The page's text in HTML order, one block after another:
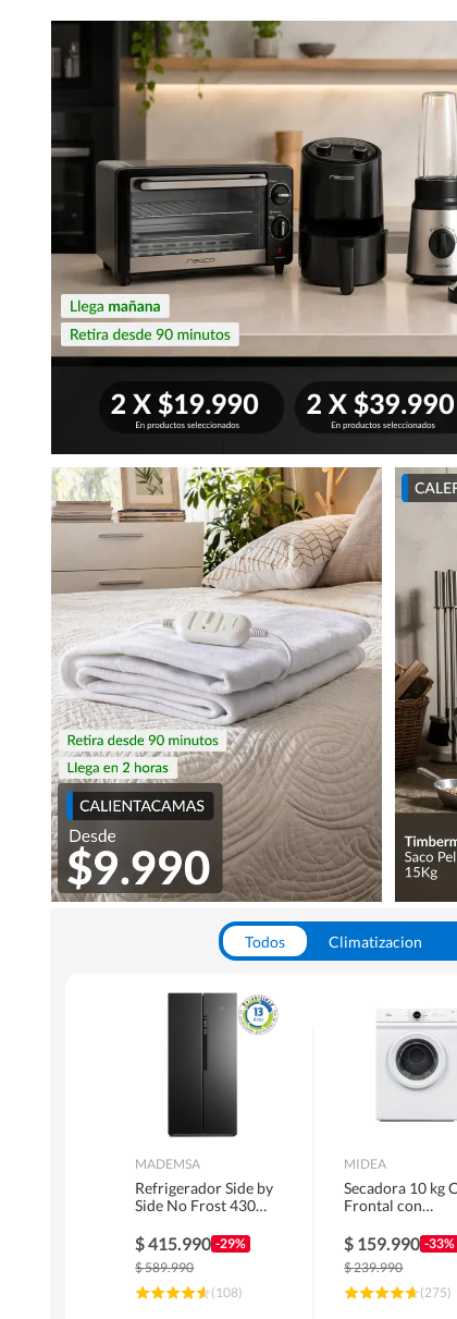
Todos Climatizacion
MADEMSA
Refrigerador Side by
Side No Frost 430
MAS430B
$415.990 -29%
$589.990
(108)
MIDEA
Secadora 10 kg
Frontal con
MD100A100/
$ 159.990 -33%
$239.990
(275)